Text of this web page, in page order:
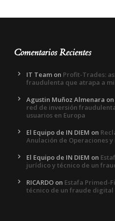
Comentarios Recientes
IT Team on Profit-Trades:
fraudulenta que atrapa a
Agustin Muñoz Almenara on
red de inversión
usuarios en Europa
El Equipo de IN DIEM on
Anulación de Operaciones
El Equipo de IN DIEM on
jurídico y técnico de un
RICARDO on Estafa Primed-
técnico de un fraude digital